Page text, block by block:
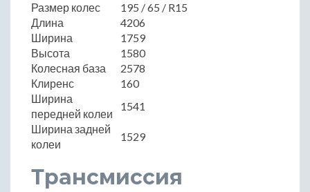
Размер колес
195 / 65 / R15
Длина
4206
Ширина
1759
Высота
1580
Колесная база
2578
Клиренс
160
Ширина
передней колеи
1541
Ширина задней
колеи
1529
Трансмиссия